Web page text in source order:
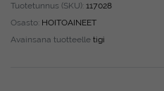
Tuotetunnus (SKU): 117028
Osasto: HOITOAINEET
Avainsana tuotteelle tigi